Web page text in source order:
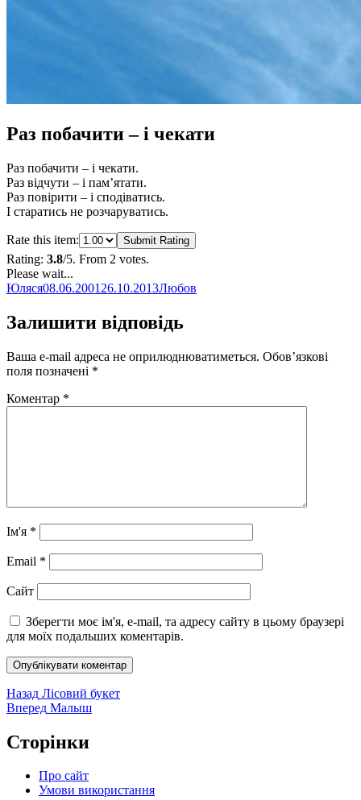
Раз побачити – і чекати
Раз побачити – і чекати.
Раз відчути – і пам’ятати.
Раз повірити – і сподіватись.
І старатись не розчаруватись.
Rate this item: Submit Rating
Rating: 3.8/5. From 2 votes.
Please wait...
Автор
ЮлясяОприлюднено
08.06.2001 26.10.2013Категорії
Любов
Залишити відповідь
Ваша e-mail адреса не оприлюднюватиметься. Обов’язкові
поля позначені *
Коментар *
Ім'я *
Email *
Сайт
Зберегти моє ім'я, e-mail, та адресу сайту в цьому браузері
для моїх подальших коментарів.
Навігація
записів
Назад Попередній
запис:
Лісовий букет
Вперед Наступний
Малыш
Сторінки
Про сайт
Умови використання